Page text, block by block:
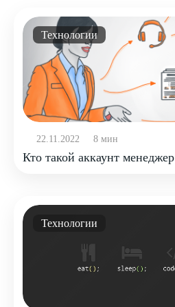
Технологии
22.11.2022 8 мин
Кто такой аккаунт менеджер
Технологии